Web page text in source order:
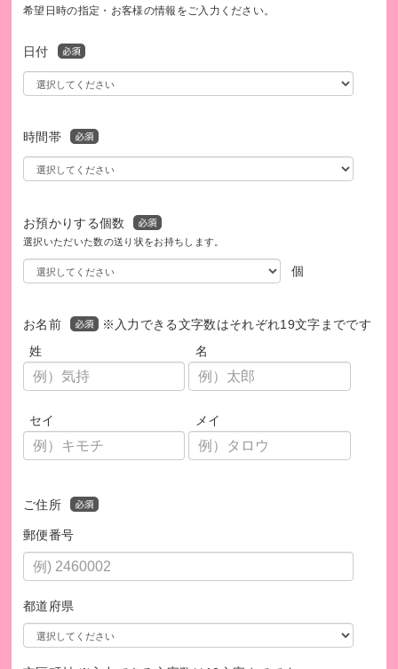
費用を賄っているのが現状です。
皆さまのご支援は、若者たちの背中を後押しし、未来を生き
抜く力を育む一助となります。ぜひ、ご自宅や会社にあるご
不要品をお送りください。
令和4年度『みらいteacher』アンケート調査報告書より抜粋
希望日時の指定・お客様の情報をご入力ください。
日付
時間帯
お預かりする個数
選択いただいた数の送り状をお持ちします。
個
お名前
※入力できる文字数はそれぞれ19文字までです
姓
名
セイ メイ
ご住所
郵便番号
都道府県